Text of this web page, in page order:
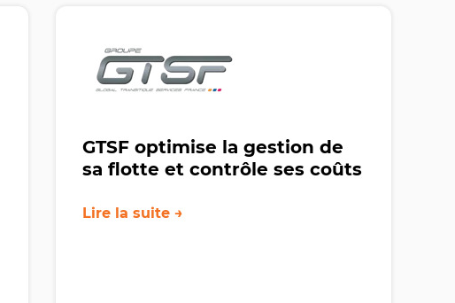
GTSF optimise la gestion de
sa flotte et contrôle ses coûts
Lire la suite →